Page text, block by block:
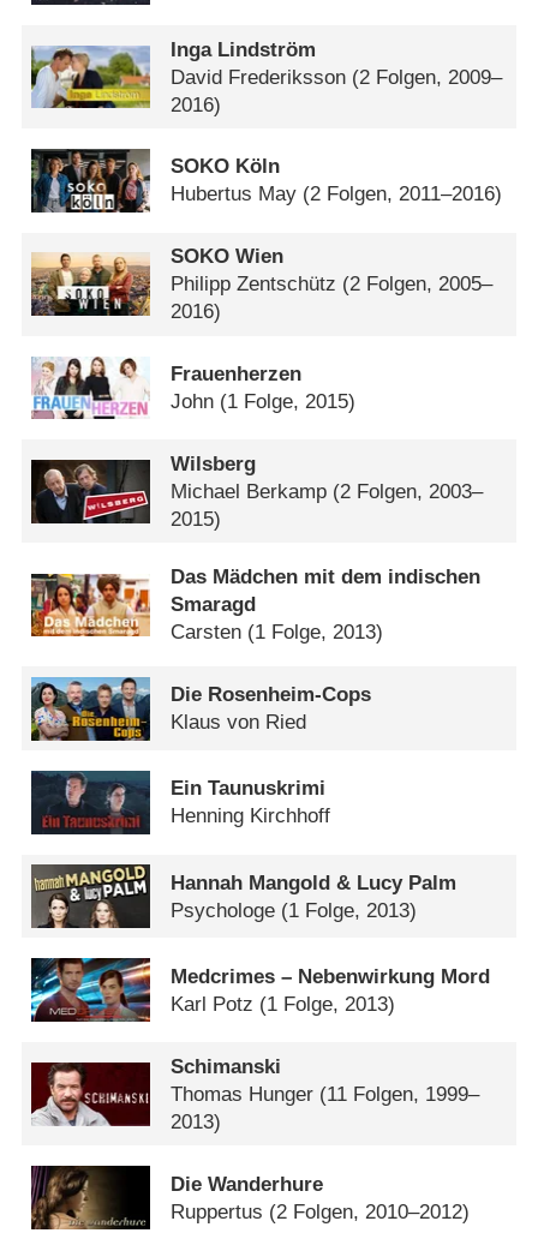
Inga Lindström
David Frederiksson (2 Folgen, 2009–
2016)
SOKO Köln
Hubertus May (2 Folgen, 2011–2016)
SOKO Wien
Philipp Zentschütz (2 Folgen, 2005–
2016)
Frauenherzen
John (1 Folge, 2015)
Wilsberg
Michael Berkamp (2 Folgen, 2003–
2015)
Das Mädchen mit dem indischen
Smaragd
Carsten (1 Folge, 2013)
Die Rosenheim-Cops
Klaus von Ried
Ein Taunuskrimi
Henning Kirchhoff
Hannah Mangold & Lucy Palm
Psychologe (1 Folge, 2013)
Medcrimes – Nebenwirkung Mord
Karl Potz (1 Folge, 2013)
Schimanski
Thomas Hunger (11 Folgen, 1999–
2013)
Die Wanderhure
Ruppertus (2 Folgen, 2010–2012)